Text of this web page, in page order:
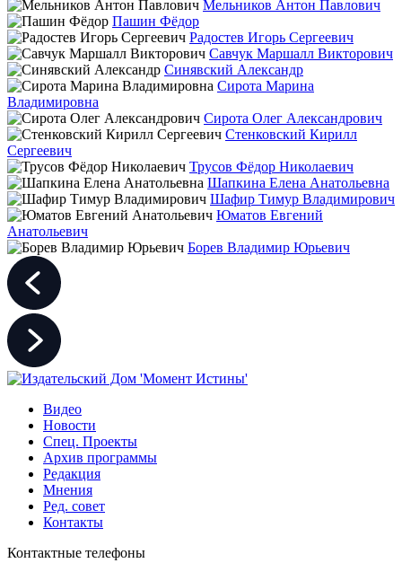
Мельников Антон Павлович
Пашин Фёдор
Радостев Игорь Сергеевич
Савчук Маршалл Викторович
Синявский Александр
Сирота Марина
Владимировна
Сирота Олег Александрович
Стенковский Кирилл
Сергеевич
Трусов Фёдор Николаевич
Шапкина Елена Анатольевна
Шафир Тимур Владимирович
Юматов Евгений
Анатольевич
Борев Владимир Юрьевич
Видео
Новости
Спец. Проекты
Архив программы
Редакция
Мнения
Ред. совет
Контакты
Контактные телефоны